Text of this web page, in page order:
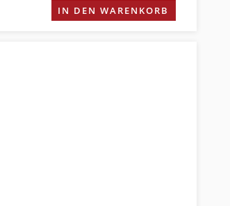
IN DEN WARENKORB